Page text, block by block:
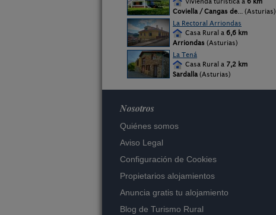
Coviella / Cangas de... (Asturias)
La Rectoral Arriondas
Casa Rural a 6,6 km
Arriondas (Asturias)
La Tená
Casa Rural a 7,2 km
Sardalla (Asturias)
Nosotros
Quiénes somos
Aviso Legal
Configuración de Cookies
Propietarios alojamientos
Anuncia gratis tu alojamiento
Blog de Turismo Rural